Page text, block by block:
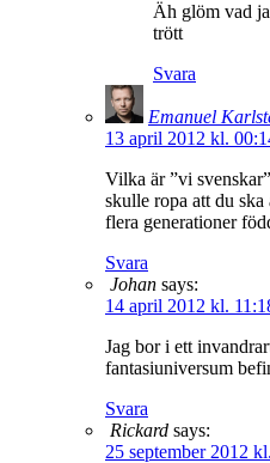
Äh glöm vad
trött
Svara
Emanuel
13 april 2012 kl.
Vilka är ”vi
skulle ropa att du
flera generationer
Svara
Johan says:
14 april 2012 kl.
Jag bor i ett
fantasiuniversum
Svara
Rickard says:
25 september 2012